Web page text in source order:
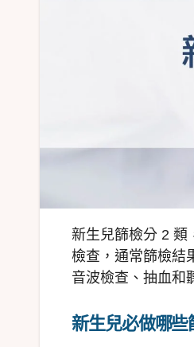
新生兒篩檢分 2 類
檢查，通常篩檢結
音波檢查、抽血和
新生兒必做哪些